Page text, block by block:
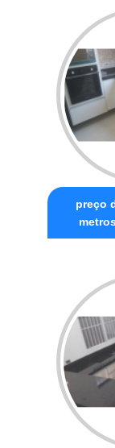
preço